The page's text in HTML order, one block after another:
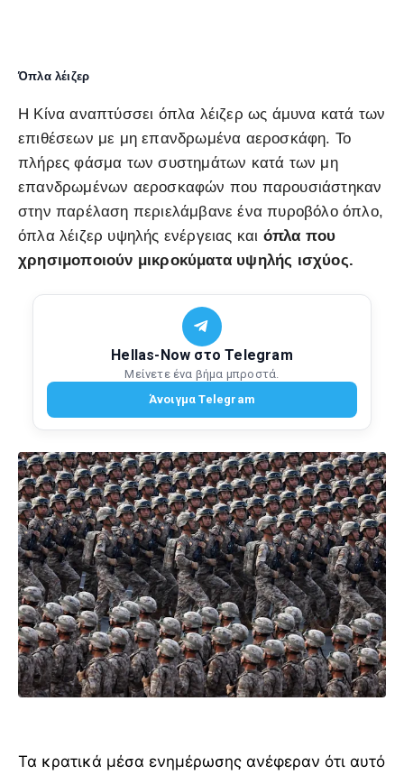
Όπλα λέιζερ
Η Κίνα αναπτύσσει όπλα λέιζερ ως άμυνα κατά των
επιθέσεων με μη επανδρωμένα αεροσκάφη. Το
πλήρες φάσμα των συστημάτων κατά των μη
επανδρωμένων αεροσκαφών που παρουσιάστηκαν
στην παρέλαση περιελάμβανε ένα πυροβόλο όπλο,
όπλα λέιζερ υψηλής ενέργειας και όπλα που
χρησιμοποιoύν μικροκύματα υψηλής ισχύος.
Hellas-Now στο Telegram
Μείνετε ένα βήμα μπροστά.
Άνοιγμα Telegram
Τα κρατικά μέσα ενημέρωσης ανέφεραν ότι αυτό